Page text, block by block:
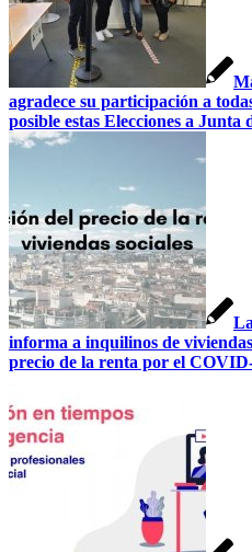
agradece su participación a
posible estas Elecciones a Junta
informa a inquilinos de
precio de la renta por el